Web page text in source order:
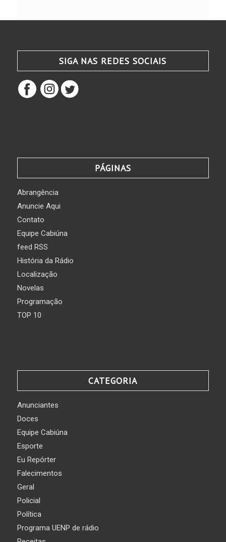
SIGA NAS REDES SOCIAIS
PÁGINAS
Abrangência
Anuncie Aqui
Contato
Equipe Cabiúna
feed RSS
História da Rádio
Localização
Novelas
Programação
TOP 10
CATEGORIA
Anunciantes
Doces
Equipe Cabiúna
Esporte
Eu Repórter
Falecimentos
Geral
Policial
Política
Programa UENP de rádio